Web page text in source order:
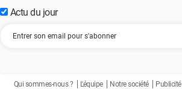
Actu du jour
Qui sommes-nous ? L'équipe Notre société Publicité